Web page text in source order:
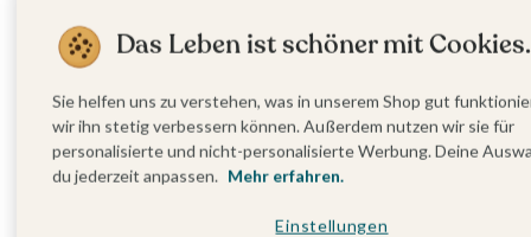
Dankeskarten Geburtstag
Fotobuch Geburtstag
Eventplattform
Einladungskarten Kindergeburtstag
Kindergeburtstag Jungen
Kindergeburtstag Mädchen
Kindergeburtstag Unisex
Einladungskarten 1. Geburtstag
Das Leben ist schöner mit Cookies.
Sie helfen uns zu verstehen, was in unserem Shop gut
wir ihn stetig verbessern können. Außerdem nutzen wir sie für
personalisierte und nicht-personalisierte Werbung. Deine
du jederzeit anpassen. Mehr erfahren.
Einstellungen